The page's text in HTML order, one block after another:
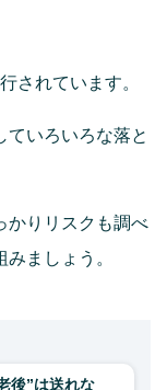
されています。
ていろいろな落と
かりリスクも調べ
ましょう。
後”は送れな